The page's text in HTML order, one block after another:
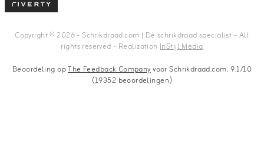
Copyright © 2026 - Schrikdraad.com | Dè schrikdraad specialist - All
rights reserved - RealizationInStijl Media
Beoordeling opThe Feedback Companyvoor Schrikdraad.com: 9.1/10
(19352 beoordelingen)